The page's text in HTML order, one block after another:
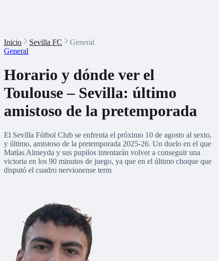
Inicio Sevilla FC
General
General
Horario y dónde ver el
Toulouse – Sevilla: último
amistoso de la pretemporada
El Sevilla Fútbol Club se enfrenta el próximo 10 de agosto al sexto,
y último, amistoso de la pretemporada 2025-26. Un duelo en el que
Matías Almeyda y sus pupilos intentarán volver a conseguir una
victoria en los 90 minutos de juego, ya que en el último choque que
disputó el cuadro nervionense term